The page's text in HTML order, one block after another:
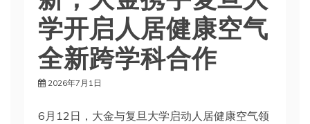
学开启人居健康空气
全新跨学科合作
2026年7月1日
6月12日，大金与复旦大学启动人居健康空气领